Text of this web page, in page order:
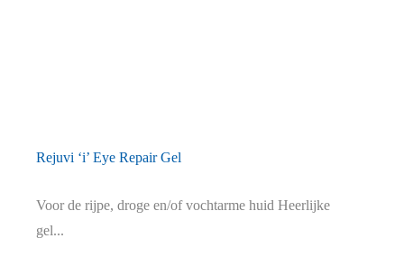
Rejuvi ‘i’ Eye Repair Gel
Voor de rijpe, droge en/of vochtarme huid Heerlijke
gel...